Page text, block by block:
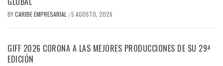
BYCARIBE EMPRESARIAL /5 AGOSTO, 2026
GIFF 2026 CORONA A LAS MEJORES PRODUCCIONES DE SU 29ª
EDICIÓN